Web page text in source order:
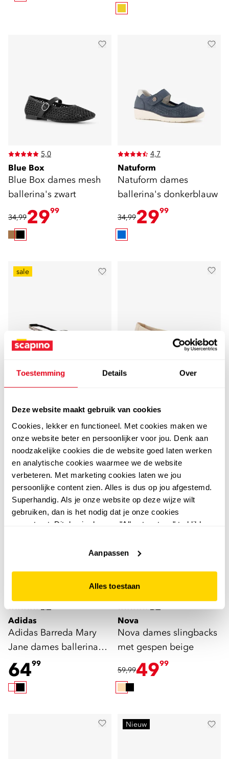
Toestemming Details Over
Deze website maakt gebruik van cookies
Cookies, lekker en functioneel. Met cookies maken we
onze website beter en persoonlijker voor jou. Denk aan
noodzakelijke cookies die de website goed laten werken
en analytische cookies waarmee we de website
verbeteren. Met marketing cookies laten we jou
persoonlijke content zien. Alles is dus op jou afgestemd.
Superhandig. Als je onze website op deze wijze wilt
gebruiken, dan is het nodig dat je onze cookies
accepteert. Dit doe je door op "Alles toestaan" te klikken.
website niet optimaal functioneert.
Aanpassen
Alles toestaan
5,0
Blue Box
Blue Box dames mesh
ballerina's zwart
34,992999
4,7
Natuform
Natuform dames
ballerina's donkerblauw
34,992999
sale
Marco Tozzi dames
slingbacks met
slangenprint
49,992900
ballerina's beige goud
3999
leer
Adidas
Adidas Barreda Mary
Jane dames ballerina
sneakers zwart
6499
Nova
Nova dames slingbacks
met gespen beige
59,994999
Nieuw